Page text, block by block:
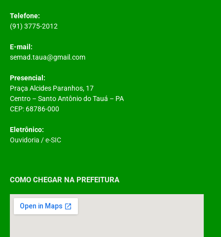
Telefone:
(91) 3775-2012
E-mail:
semad.taua@gmail.com
Presencial:
Praça Alcides Paranhos, 17
Centro – Santo Antônio do Tauá – PA
CEP: 68786-000
Eletrônico:
Ouvidoria /e-SIC
COMO CHEGAR NA PREFEITURA